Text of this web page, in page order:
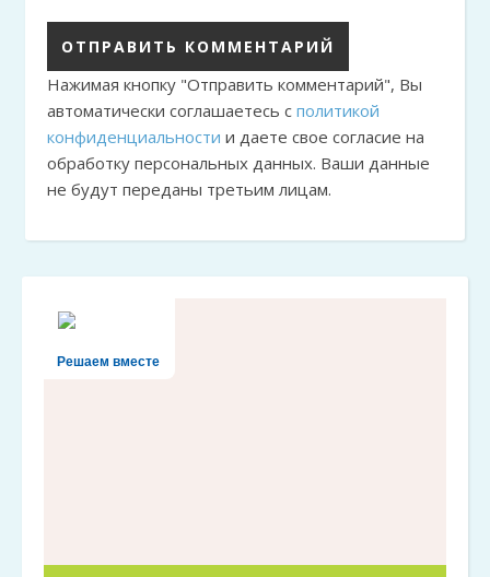
Нажимая кнопку "Отправить комментарий", Вы
автоматически соглашаетесь с политикой
конфиденциальности и даете свое согласие на
обработку персональных данных. Ваши данные
не будут переданы третьим лицам.
Решаем вместе